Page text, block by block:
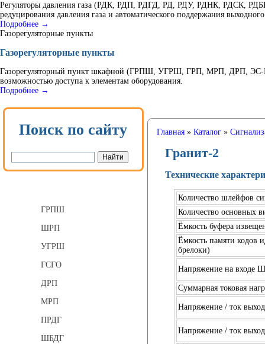
Регуляторы давления газа (РДК, РДП, РДГД, РД, РДУ, РДНК, РДСК,
редуцирования давления газа и автоматического поддержания
Подробнее →
Газорегуляторные пункты
Газорегуляторные пункты
Газорегуляторный пункт шкафной (ГРПШ, УГРШ, ГРП, МРП, ДРП, ЭС-
возможностью доступа к элементам оборудования.
Подробнее →
Поиск по сайту
ГРПШ
ШРП
УГРШ
ГСГО
ДРП
МРП
ПРДГ
ШБДГ
Главная» Каталог»
Гранит-2
Технические
Количество шлейфов
Количество основных
Ёмкость буфера
Ёмкость памяти кодов
брелоки)
Напряжение на входе
Суммарная токовая
Напряжение / ток
Напряжение / ток